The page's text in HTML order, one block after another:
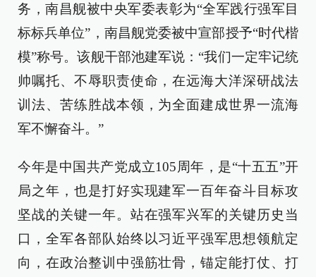
务，南昌舰被中央军委表彰为“全军践行强军目
标标兵单位”，南昌舰党委被中宣部授予“时代楷
模”称号。该舰干部池建军说：“我们一定牢记统
帅嘱托、不辱职责使命，在远海大洋深研战法
训法、苦练胜战本领，为全面建成世界一流海
军不懈奋斗。”
今年是中国共产党成立105周年，是“十五五”开
局之年，也是打好实现建军一百年奋斗目标攻
坚战的关键一年。站在强军兴军的关键历史当
口，全军各部队始终以习近平强军思想领航定
向，在政治整训中强筋壮骨，锚定能打仗、打